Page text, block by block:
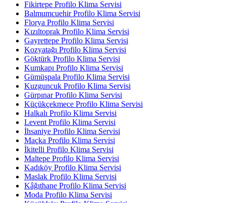
Fikirtepe Profilo Klima Servisi
Balmumcuehir Profilo Klima Servisi
Florya Profilo Klima Servisi
Kızıltoprak Profilo Klima Servisi
Gayrettepe Profilo Klima Servisi
Kozyatağı Profilo Klima Servisi
Göktürk Profilo Klima Servisi
Kumkapı Profilo Klima Servisi
Gümüşpala Profilo Klima Servisi
Kuzguncuk Profilo Klima Servisi
Gürpınar Profilo Klima Servisi
Küçükçekmece Profilo Klima Servisi
Halkalı Profilo Klima Servisi
Levent Profilo Klima Servisi
İhsaniye Profilo Klima Servisi
Maçka Profilo Klima Servisi
İkitelli Profilo Klima Servisi
Maltepe Profilo Klima Servisi
Kadıköy Profilo Klima Servisi
Maslak Profilo Klima Servisi
Kâğıthane Profilo Klima Servisi
Moda Profilo Klima Servisi